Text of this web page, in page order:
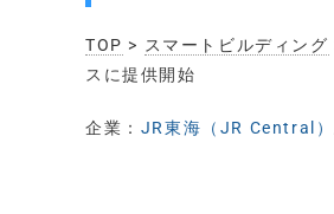
TOP > スマートビルディング
スに提供開始
企業： JR東海（JR Central）